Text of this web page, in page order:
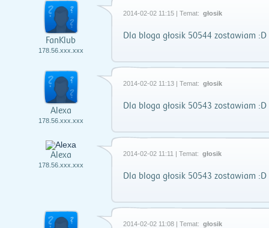
FanKlub
178.56.xxx.xxx
2014-02-02 11:15 | Temat: głosik
Dla bloga głosik 50544 zostawiam :D
Alexa
178.56.xxx.xxx
2014-02-02 11:13 | Temat: głosik
Dla bloga głosik 50543 zostawiam :D
Alexa
178.56.xxx.xxx
2014-02-02 11:11 | Temat: głosik
Dla bloga głosik 50543 zostawiam :D
2014-02-02 11:08 | Temat: głosik